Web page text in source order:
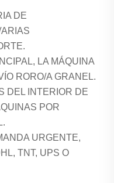
DE
LA MÁQUINA
RORO/A GRANEL.
DEL INTERIOR DE
POR
URGENTE,
TNT, UPS O